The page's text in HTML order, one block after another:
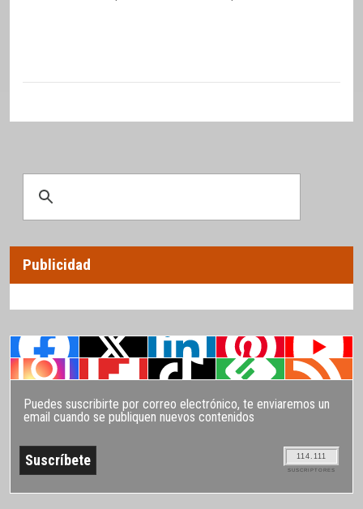
Publicidad
Puedes suscribirte por correo electrónico, te enviaremos un
email cuando se publiquen nuevos contenidos
114.111
SUSCRIPTORES